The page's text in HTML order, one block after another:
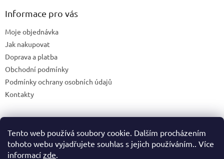
Tento web používá soubory cookie. Dalším procházením
tohoto webu vyjadřujete souhlas s jejich používáním.. Více
informací zde.
Informace pro vás
Moje objednávka
Jak nakupovat
Doprava a platba
Obchodní podmínky
Podmínky ochrany osobních údajů
Kontakty
Blog